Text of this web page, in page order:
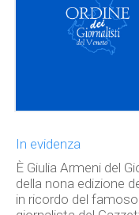
In evidenza
È Giulia Armeni del
della nona edizione
in ricordo del